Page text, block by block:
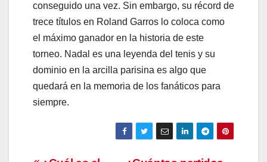
conseguido una vez. Sin embargo, su récord de
trece títulos en Roland Garros lo coloca como
el máximo ganador en la historia de este
torneo. Nadal es una leyenda del tenis y su
dominio en la arcilla parisina es algo que
quedará en la memoria de los fanáticos para
siempre.